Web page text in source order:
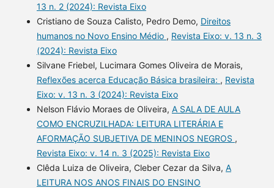
13 n. 2 (2024): Revista Eixo
Cristiano de Souza Calisto, Pedro Demo, Direitos
humanos no Novo Ensino Médio , Revista Eixo: v. 13 n. 3
(2024): Revista Eixo
Silvane Friebel, Lucimara Gomes Oliveira de Morais,
Reflexões acerca Educação Básica brasileira: , Revista
Eixo: v. 13 n. 3 (2024): Revista Eixo
Nelson Flávio Moraes de Oliveira, A SALA DE AULA
COMO ENCRUZILHADA: LEITURA LITERÁRIA E
AFORMAÇÃO SUBJETIVA DE MENINOS NEGROS ,
Revista Eixo: v. 14 n. 3 (2025): Revista Eixo
Clêda Luiza de Oliveira, Cleber Cezar da Silva, A
LEITURA NOS ANOS FINAIS DO ENSINO